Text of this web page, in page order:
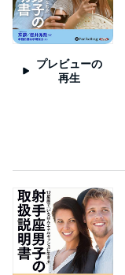
プレビューの
再生